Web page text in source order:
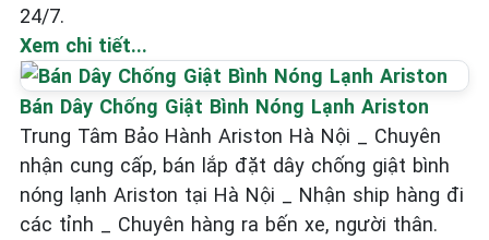
24/7.
Xem chi tiết...
Bán Dây Chống Giật Bình Nóng Lạnh Ariston
Trung Tâm Bảo Hành Ariston Hà Nội _ Chuyên
nhận cung cấp, bán lắp đặt dây chống giật bình
nóng lạnh Ariston tại Hà Nội _ Nhận ship hàng đi
các tỉnh _ Chuyên hàng ra bến xe, người thân.